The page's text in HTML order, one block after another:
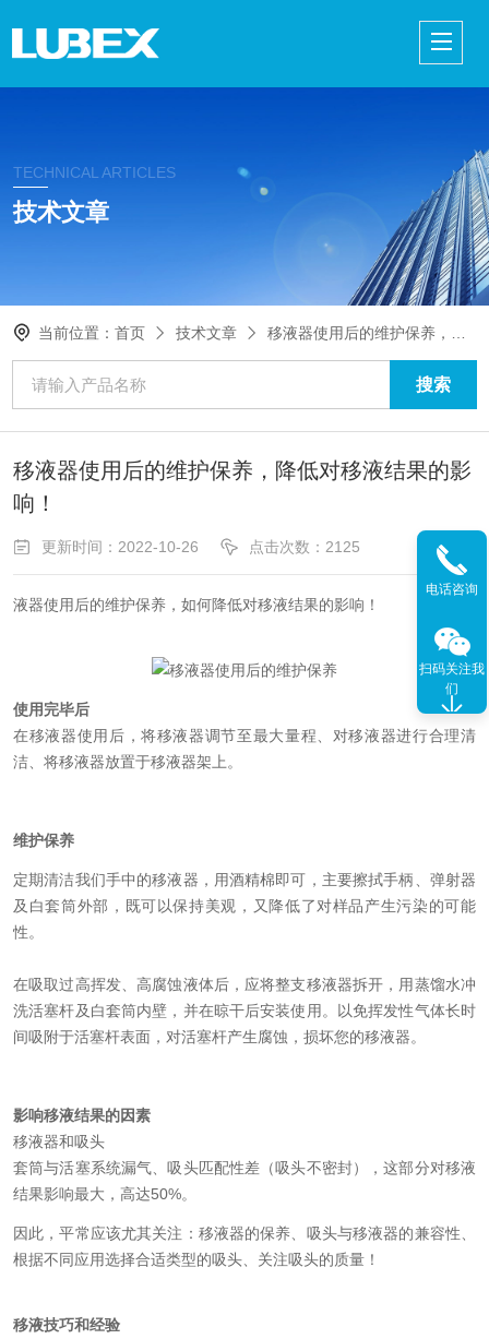
TECHNICAL ARTICLES
技术文章
当前位置：首页 技术文章 移液器使用后的维护保养，降低对移液结果的影响！
移液器使用后的维护保养，降低对移液结果的影
响！
更新时间：2022-10-26 点击次数：2125
液器使用后的维护保养，如何降低对移液结果的影响！
使用完毕后
在移液器使用后，将移液器调节至最大量程、对移液器进行合理清
洁、将移液器放置于移液器架上。
维护保养
定期清洁我们手中的移液器，用酒精棉即可，主要擦拭手柄、弹射器
及白套筒外部，既可以保持美观，又降低了对样品产生污染的可能
性。
在吸取过高挥发、高腐蚀液体后，应将整支移液器拆开，用蒸馏水冲
洗活塞杆及白套筒内壁，并在晾干后安装使用。以免挥发性气体长时
间吸附于活塞杆表面，对活塞杆产生腐蚀，损坏您的移液器。
影响移液结果的因素
移液器和吸头
套筒与活塞系统漏气、吸头匹配性差（吸头不密封），这部分对移液
结果影响最大，高达50%。
因此，平常应该尤其关注：移液器的保养、吸头与移液器的兼容性、
根据不同应用选择合适类型的吸头、关注吸头的质量！
移液技巧和经验
电话咨询
扫码关注我
们